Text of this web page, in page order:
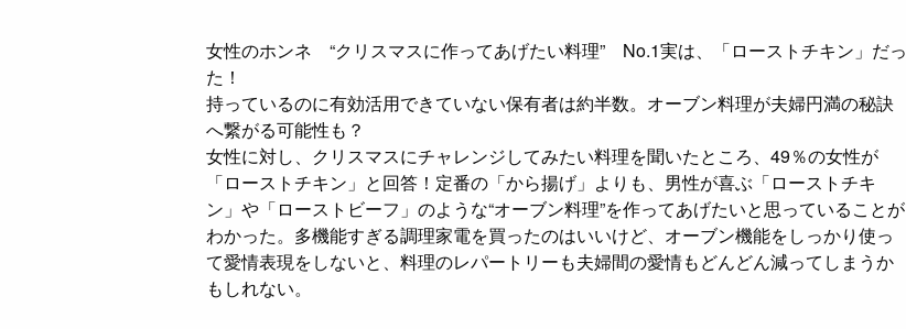
女性のホンネ “クリスマスに作ってあげたい料理” No.1実は、「ローストチキン」だっ
た！
持っているのに有効活用できていない保有者は約半数。オーブン料理が夫婦円満の秘訣
へ繋がる可能性も？
女性に対し、クリスマスにチャレンジしてみたい料理を聞いたところ、49％の女性が
「ローストチキン」と回答！定番の「から揚げ」よりも、男性が喜ぶ「ローストチキ
ン」や「ローストビーフ」のような“オーブン料理”を作ってあげたいと思っていることが
わかった。多機能すぎる調理家電を買ったのはいいけど、オーブン機能をしっかり使っ
て愛情表現をしないと、料理のレパートリーも夫婦間の愛情もどんどん減ってしまうか
もしれない。